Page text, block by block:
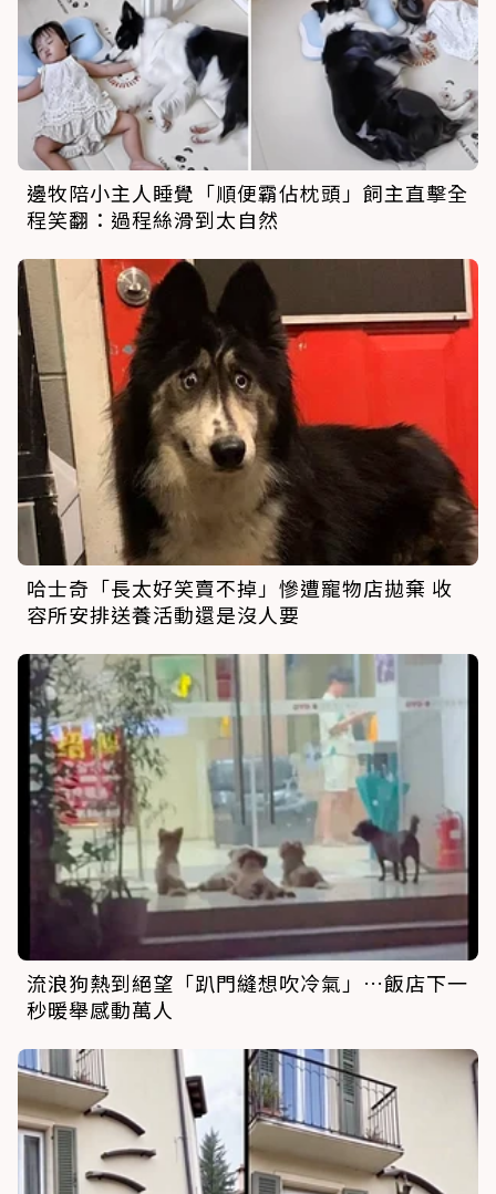
邊牧陪小主人睡覺「順便霸佔枕頭」飼主直擊全
程笑翻：過程絲滑到太自然
哈士奇「長太好笑賣不掉」慘遭寵物店拋棄 收
容所安排送養活動還是沒人要
流浪狗熱到絕望「趴門縫想吹冷氣」…飯店下一
秒暖舉感動萬人